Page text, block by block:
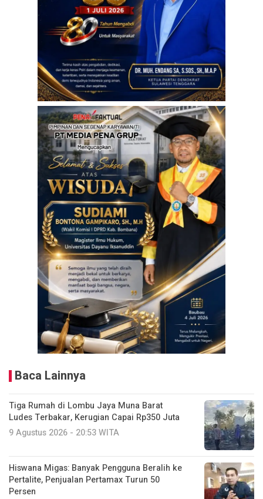
Baca Lainnya
Tiga Rumah di Lombu Jaya Muna Barat
Ludes Terbakar, Kerugian Capai Rp350 Juta
9 Agustus 2026 - 20:53 WITA
Hiswana Migas: Banyak Pengguna Beralih ke
Pertalite, Penjualan Pertamax Turun 50
Persen